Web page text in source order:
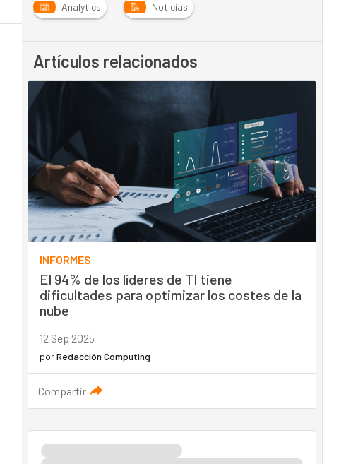
Analytics Noticias
Artículos relacionados
INFORMES
El 94% de los líderes de TI tiene
dificultades para optimizar los costes de la
nube
12 Sep 2025
porRedacción Computing
Compartir